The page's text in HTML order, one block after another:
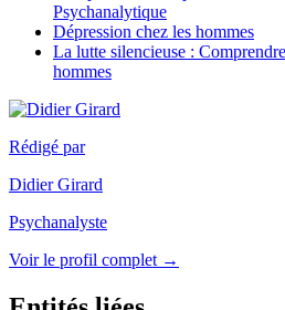
Psychanalytique
Dépression chez les hommes
La lutte silencieuse :
hommes
Rédigé par
Didier Girard
Psychanalyste
Voir le profil complet →